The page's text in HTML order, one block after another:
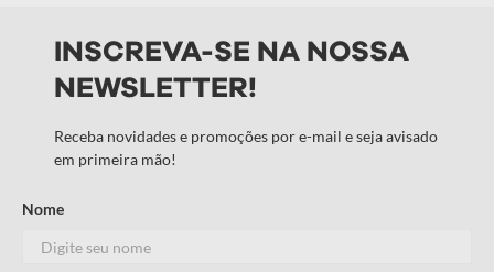
Avalie o produto de 1 a 5 estrelas
Seu nome
INSCREVA-SE NA NOSSA
NEWSLETTER!
Receba novidades e promoções por e-mail e seja avisado
em primeira mão!
Nome